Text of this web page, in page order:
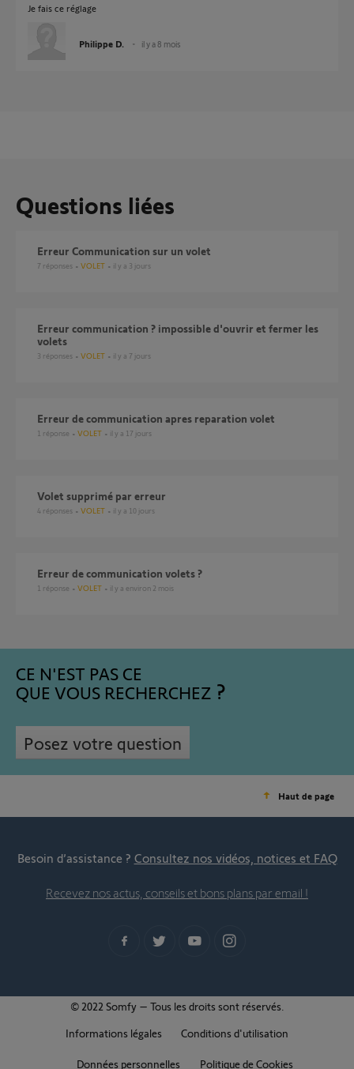
Je fais ce réglage
Philippe D. il y a 8 mois
Questions liées
Erreur Communication sur un volet
7 réponses VOLET il y a 3 jours
erreur communication ? impossible d'ouvrir et fermer les
volets
3 réponses VOLET il y a 7 jours
erreur de communication apres reparation volet
1 réponse VOLET il y a 17 jours
volet supprimé par erreur
4 réponses VOLET il y a 10 jours
Erreur de communication volets ?
1 réponse VOLET il y a environ 2 mois
CE N'EST PAS CE
QUE VOUS RECHERCHEZ
Posez votre question
Haut de page
Besoin d’assistance ? Consultez nos vidéos, notices et FAQ
Recevez nos actus, conseils et bons plans par email !
© 2022 Somfy – Tous les droits sont réservés.
Informations légales
Conditions d'utilisation
Données personnelles Politique de Cookies